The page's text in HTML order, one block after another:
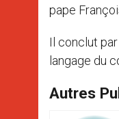
pape
Il conclut
langage du
Autres